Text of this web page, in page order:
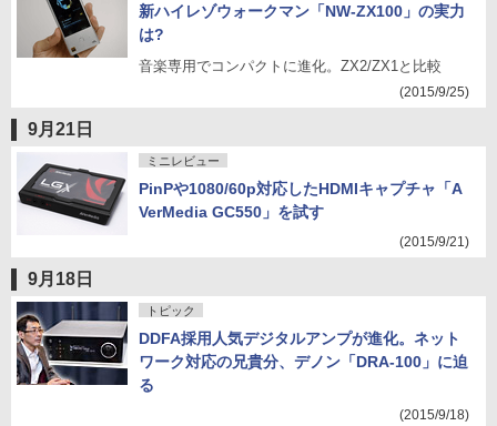
新ハイレゾウォークマン「NW-ZX100」の実力
は?
音楽専用でコンパクトに進化。ZX2/ZX1と比較
(2015/9/25)
9月21日
ミニレビュー
PinPや1080/60p対応したHDMIキャプチャ「A
VerMedia GC550」を試す
(2015/9/21)
9月18日
トピック
DDFA採用人気デジタルアンプが進化。ネット
ワーク対応の兄貴分、デノン「DRA-100」に迫
る
(2015/9/18)